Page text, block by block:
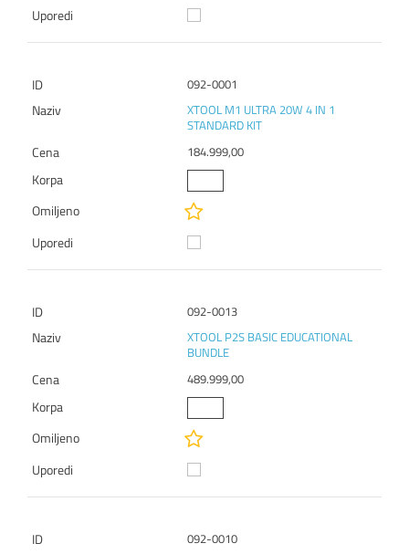
092-0001
XTOOL M1 ULTRA 20W 4 IN 1
STANDARD KIT
184.999,00
092-0013
XTOOL P2S BASIC EDUCATIONAL
BUNDLE
489.999,00
092-0010